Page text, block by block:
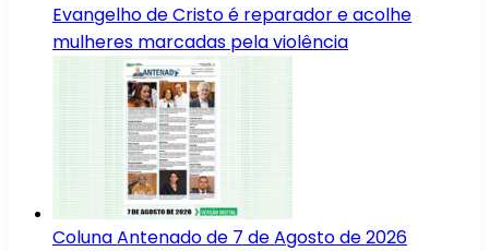
Evangelho de Cristo é reparador e acolhe
mulheres marcadas pela violência
Coluna Antenado de 7 de Agosto de 2026